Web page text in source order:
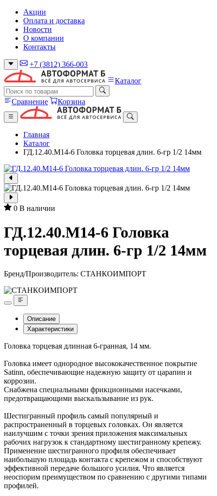
Акции
Оплата и доставка
Новости
О компании
Контакты
+7 (3812) 366-003
Каталог
Сравнение Корзина
Главная
Каталог
ГД.12.40.М14-6 Головка торцевая длин. 6-гр 1/2 14мм
0 В наличии
ГД.12.40.М14-6 Головка
торцевая длин. 6-гр 1/2 14мм
Бренд/Производитель: СТАНКОИМПОРТ
Описание
Характеристики
Головка торцевая длинная 6-гранная, 14 мм.
Головка имеет однородное высококачественное покрытие
Satinn, обеспечивающие надежную защиту от царапин и
коррозии.
Снабжена специальными фрикционными насечками,
предотвращающими выскальзывание из рук.
Шестигранный профиль самый популярный и
распространенный в торцевых головках. Он является
наилучшим с точки зрения приложения максимальных
рабочих нагрузок к стандартному шестигранному крепежу.
Применение шестигранного профиля обеспечивает
наибольшую площадь контакта с крепежом и способствуют
эффективной передаче большого усилия. Что является
неоспорим преимуществом по сравнению с другими типами
профилей.